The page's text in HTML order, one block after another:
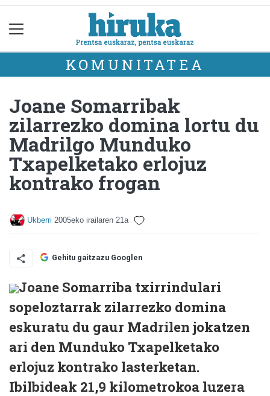
KOMUNITATEA
Joane Somarribak
zilarrezko domina lortu du
Madrilgo Munduko
Txapelketako erlojuz
kontrako frogan
Ukberri 2005eko irailaren 21a
Gehitu gaitzazu Googlen
Joane Somarriba txirrindulari
sopeloztarrak zilarrezko domina
eskuratu du gaur Madrilen jokatzen
ari den Munduko Txapelketako
erlojuz kontrako lasterketan.
Ibilbideak 21,9 kilometrokoa luzera